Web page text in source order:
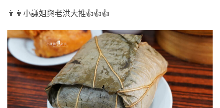
👩👨小謙姐與老洪大推👍👍👍